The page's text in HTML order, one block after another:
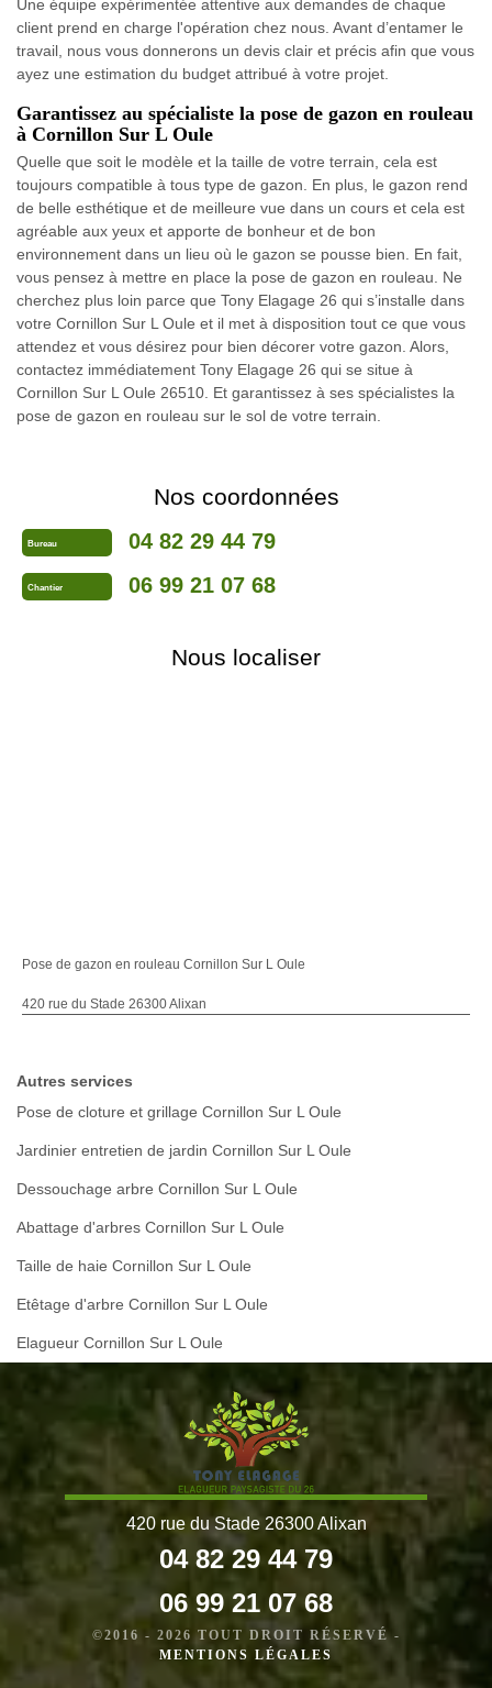
Une équipe expérimentée attentive aux demandes de chaque
client prend en charge l'opération chez nous. Avant d’entamer le
travail, nous vous donnerons un devis clair et précis afin que vous
ayez une estimation du budget attribué à votre projet.
Garantissez au spécialiste la pose de gazon en rouleau
à Cornillon Sur L Oule
Quelle que soit le modèle et la taille de votre terrain, cela est
toujours compatible à tous type de gazon. En plus, le gazon rend
de belle esthétique et de meilleure vue dans un cours et cela est
agréable aux yeux et apporte de bonheur et de bon
environnement dans un lieu où le gazon se pousse bien. En fait,
vous pensez à mettre en place la pose de gazon en rouleau. Ne
cherchez plus loin parce que Tony Elagage 26 qui s’installe dans
votre Cornillon Sur L Oule et il met à disposition tout ce que vous
attendez et vous désirez pour bien décorer votre gazon. Alors,
contactez immédiatement Tony Elagage 26 qui se situe à
Cornillon Sur L Oule 26510. Et garantissez à ses spécialistes la
pose de gazon en rouleau sur le sol de votre terrain.
Nos coordonnées
Bureau 04 82 29 44 79
Chantier 06 99 21 07 68
Nous localiser
Pose de gazon en rouleau Cornillon Sur L Oule
420 rue du Stade 26300 Alixan
Autres services
Pose de cloture et grillage Cornillon Sur L Oule
Jardinier entretien de jardin Cornillon Sur L Oule
Dessouchage arbre Cornillon Sur L Oule
Abattage d'arbres Cornillon Sur L Oule
Taille de haie Cornillon Sur L Oule
Etêtage d'arbre Cornillon Sur L Oule
Elagueur Cornillon Sur L Oule
420 rue du Stade 26300 Alixan
04 82 29 44 79
06 99 21 07 68
©2016 - 2026 TOUT DROIT RÉSERVÉ -
MENTIONS LÉGALES